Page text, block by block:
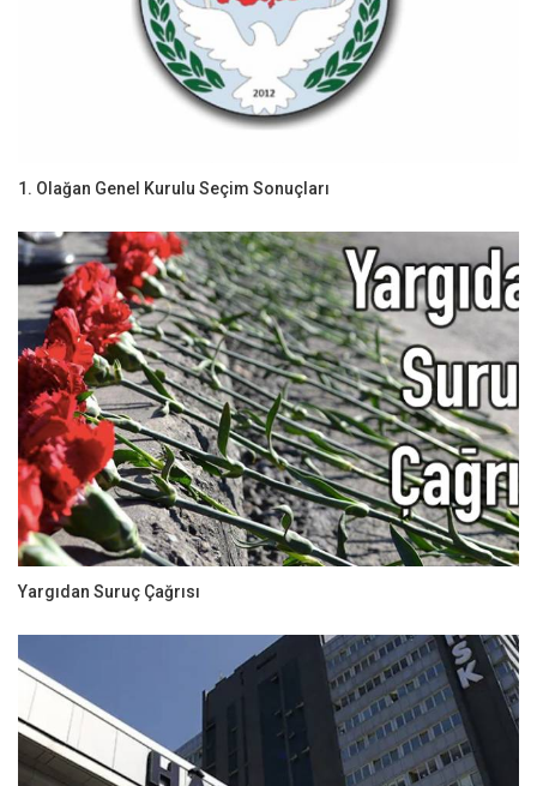
1. Olağan Genel Kurulu Seçim Sonuçları
Yargıdan Suruç Çağrısı